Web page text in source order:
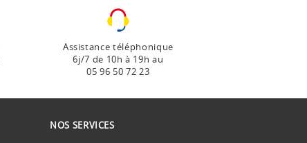
Assistance téléphonique
6j/7 de 10h à 19h au
05 96 50 72 23
NOS SERVICES